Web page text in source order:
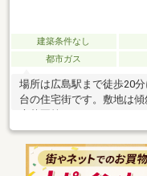
建築条件なし
都市ガス
場所は広島駅まで徒歩20
台の住宅街です。敷地は
てない範囲では宅地開発
せください。